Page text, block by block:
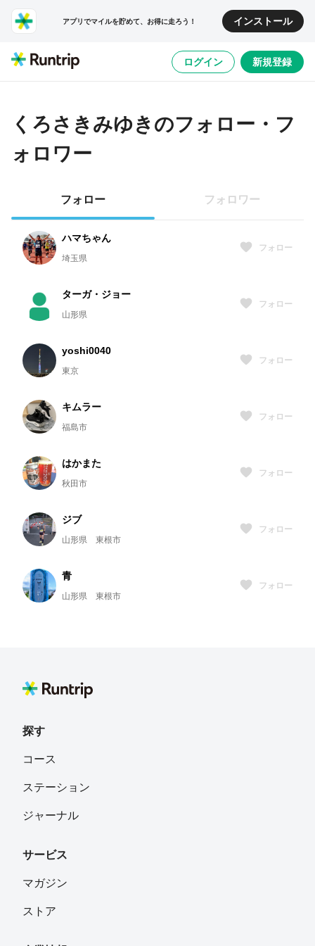
アプリでマイルを貯めて、お得に走ろう！ インストール
ログイン 新規登録
くろさきみゆきのフォロー・フ
ォロワー
フォロー フォロワー
ハマちゃん
埼玉県
フォロー
ターガ・ジョー
山形県
フォロー
yoshi0040
東京
フォロー
キムラー
福島市
フォロー
はかまた
秋田市
フォロー
ジブ
山形県 東根市
フォロー
青
山形県 東根市
フォロー
ヨシヒコ
秋田県
たけちゃんまん
探す
コース
ステーション
ジャーナル
サービス
マガジン
ストア